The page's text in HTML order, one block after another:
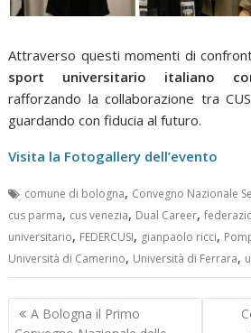
Attraverso questi momenti di
sport universitario italiano
rafforzando la collaborazione tra
guardando con fiducia al futuro.
Visita la Fotogallery dell’evento
comune di bologna, Convegno Nazionale
cus parma, cus venezia, Dual Career,
universitario, FEDERCUSI, gianpaolo ricci,
Università di Camerino, Università di Ferrara,
Navigazione
A Bologna il Primo